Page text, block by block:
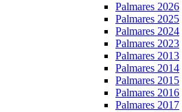
Palmares 2026
Palmares 2025
Palmares 2024
Palmares 2023
Palmares 2013
Palmares 2014
Palmares 2015
Palmares 2016
Palmares 2017